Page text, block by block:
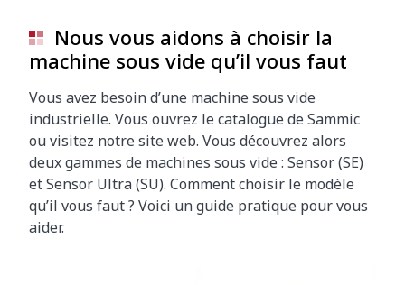
Nous vous aidons à choisir la
machine sous vide qu’il vous faut
Vous avez besoin d’une machine sous vide
industrielle. Vous ouvrez le catalogue de Sammic
ou visitez notre site web. Vous découvrez alors
deux gammes de machines sous vide : Sensor (SE)
etSensor Ultra (SU). Comment choisir le modèle
qu’il vous faut ? Voici un guide pratique pour vous
aider.